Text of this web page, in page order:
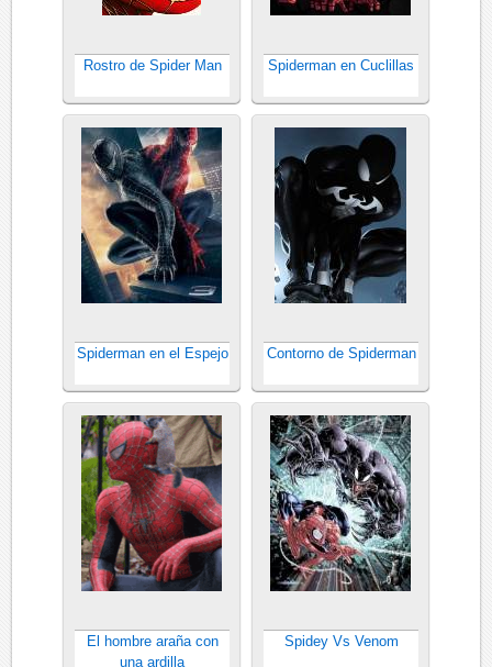
Rostro de Spider Man Spiderman en Cuclillas
Spiderman en el Espejo Contorno de Spiderman
El hombre araña con
una ardilla
Spidey Vs Venom